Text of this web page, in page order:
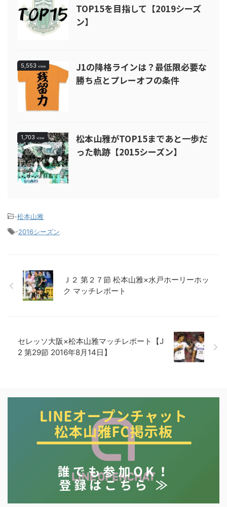
TOP15を目指して【2019シーズ
ン】
5,553 view
J1の降格ラインは？最低限必要な
勝ち点とプレーオフの条件
1,703 view
松本山雅がTOP15まであと一歩だ
った軌跡【2015シーズン】
-松本山雅
-2016シーズン
Ｊ２ 第２７節 松本山雅×水戸ホーリーホッ
ク マッチレポート
セレッソ大阪×松本山雅マッチレポート【J
2 第29節 2016年8月14日】